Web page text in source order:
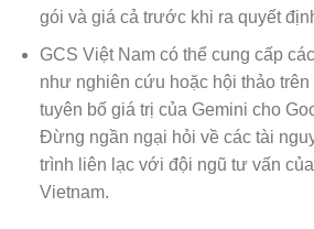
gói và giá cả trước khi ra quyết
GCS Việt Nam có thể cung cấp
như nghiên cứu hoặc hội thảo
tuyên bố giá trị của Gemini cho
Đừng ngần ngại hỏi về các tài
trình liên lạc với đội ngũ tư vấn
Vietnam.